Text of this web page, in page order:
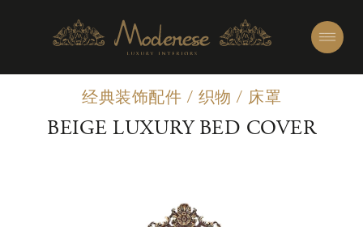
经典装饰配件 / 织物 / 床罩
BEIGE LUXURY BED COVER